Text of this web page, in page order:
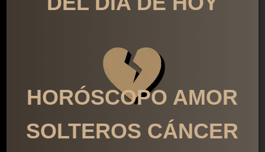
HORÓSCOPO AMOR
SOLTEROS CÁNCER